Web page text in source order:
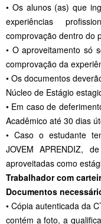
• Os alunos (as) que
experiências
comprovação dentro do
• O aproveitamento só
comprovação da
• Os documentos
Núcleo de Estágio
• Em caso de
Acadêmico até 30 dias
• Caso o estudante
JOVEM APRENDIZ,
aproveitadas como
Trabalhador com
Documentos
• Cópia autenticada da
contém a foto, a